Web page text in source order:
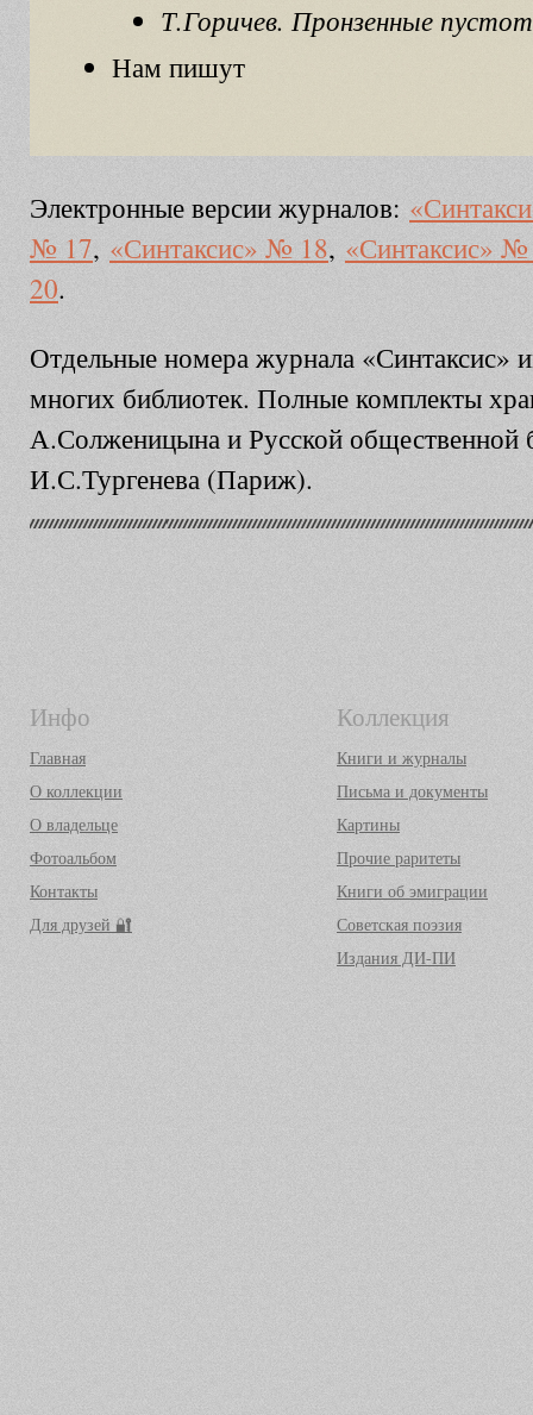
Т.Горичев. Пронзенные
Нам пишут
Электронные версии журналов:
№ 17, «Синтаксис» № 18, «Синтаксис»
20.
Отдельные номера журнала «Синтаксис»
многих библиотек. Полные комплекты
А.Солженицына и Русской общественной
И.С.Тургенева (Париж).
Инфо
Главная
О коллекции
О владельце
Фотоальбом
Контакты
Для друзей 🔐
Коллекция
Книги и журналы
Письма и документы
Картины
Прочие раритеты
Книги об эмиграции
Советская поэзия
Издания ДИ-ПИ